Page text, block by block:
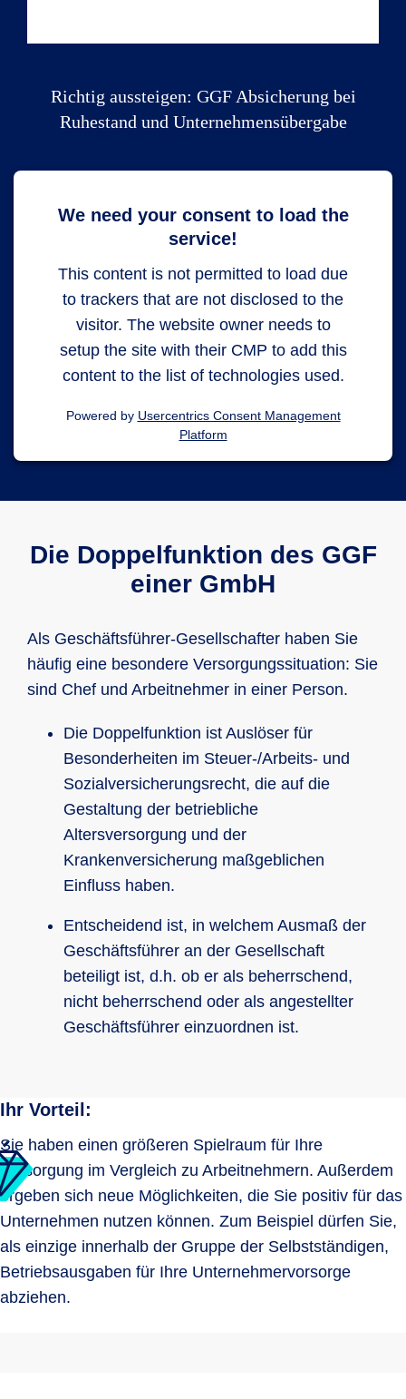
Richtig aussteigen: GGF Absicherung bei
Ruhestand und Unternehmensübergabe
We need your consent to load the
service!
This content is not permitted to load due
to trackers that are not disclosed to the
visitor. The website owner needs to
setup the site with their CMP to add this
content to the list of technologies used.
Powered by Usercentrics Consent Management
Platform
Die Doppelfunktion des GGF
einer GmbH
Als Geschäftsführer-Gesellschafter haben Sie
häufig eine besondere Versorgungssituation: Sie
sind Chef und Arbeitnehmer in einer Person.
Die Doppelfunktion ist Auslöser für
Besonderheiten im Steuer-/Arbeits- und
Sozialversicherungsrecht, die auf die
Gestaltung der betriebliche
Altersversorgung und der
Krankenversicherung maßgeblichen
Einfluss haben.
Entscheidend ist, in welchem Ausmaß der
Geschäftsführer an der Gesellschaft
beteiligt ist, d.h. ob er als beherrschend,
nicht beherrschend oder als angestellter
Geschäftsführer einzuordnen ist.
Ihr Vorteil:
Sie haben einen größeren Spielraum für Ihre
Versorgung im Vergleich zu Arbeitnehmern. Außerdem
ergeben sich neue Möglichkeiten, die Sie positiv für das
Unternehmen nutzen können. Zum Beispiel dürfen Sie,
als einzige innerhalb der Gruppe der Selbstständigen,
Betriebsausgaben für Ihre Unternehmervorsorge
abziehen.